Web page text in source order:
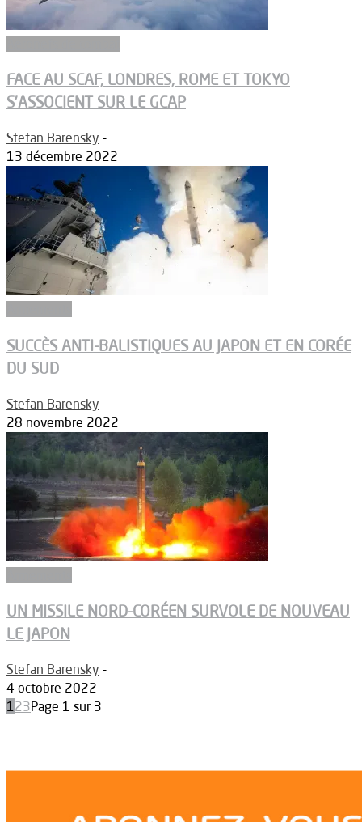
FACE AU SCAF, LONDRES, ROME ET TOKYO
S’ASSOCIENT SUR LE GCAP
Stefan Barensky -
13 décembre 2022
SUCCÈS ANTI-BALISTIQUES AU JAPON ET EN CORÉE
DU SUD
Stefan Barensky -
28 novembre 2022
UN MISSILE NORD-CORÉEN SURVOLE DE NOUVEAU
LE JAPON
Stefan Barensky -
4 octobre 2022
123Page 1 sur 3